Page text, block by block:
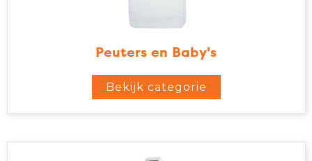
Peuters en Baby's
Bekijk categorie